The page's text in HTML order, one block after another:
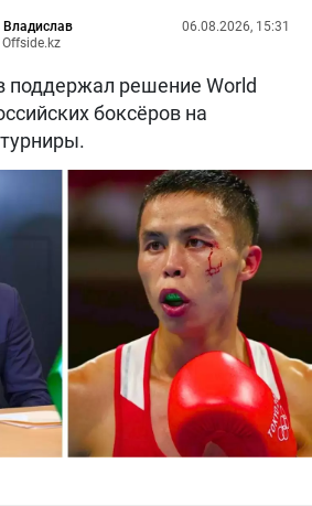
06.08.2026, 15:31
поддержал решение World
боксёров на